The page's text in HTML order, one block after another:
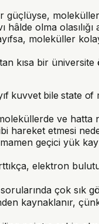
güçlüyse,
hâlde olma olasılığı
moleküller
kısa bir üniversite
kuvvet bile state of
ve hatta
hareket etmesi
geçici yük
elektron
çok sık
kaynaklanır,